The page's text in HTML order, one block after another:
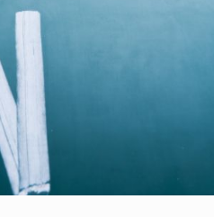
MOST DIGITALIZED WHOLESALER
by benzinariile RO concept
management a Pall-Ex, liderul
AL FAMILIEI: RANGE